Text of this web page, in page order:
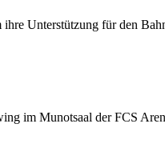
ihre Unterstützung für den
im Munotsaal der FCS